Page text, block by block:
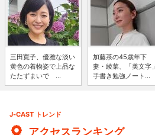
三田寛子、優雅な淡い
黄色の着物姿で上品な
たたずまいで ...
加藤茶の45歳年下
妻・綾菜、「美文字」
手書き勉強ノート...
J-CAST トレンド
アクセスランキング